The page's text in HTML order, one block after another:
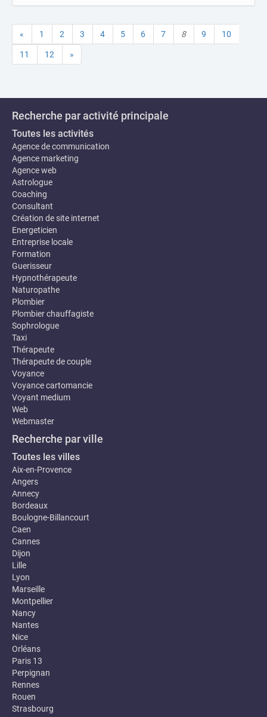
« 1 2 3 4 5 6 7 8 9 10
11 12 »
Recherche par activité principale
Toutes les activités
Agence de communication
Agence marketing
Agence web
Astrologue
Coaching
Consultant
Création de site internet
Energeticien
Entreprise locale
Formation
Guerisseur
Hypnothérapeute
Naturopathe
Plombier
Plombier chauffagiste
Sophrologue
Taxi
Thérapeute
Thérapeute de couple
Voyance
Voyance cartomancie
Voyant medium
Web
Webmaster
Recherche par ville
Toutes les villes
Aix-en-Provence
Angers
Annecy
Bordeaux
Boulogne-Billancourt
Caen
Cannes
Dijon
Lille
Lyon
Marseille
Montpellier
Nancy
Nantes
Nice
Orléans
Paris 13
Perpignan
Rennes
Rouen
Strasbourg